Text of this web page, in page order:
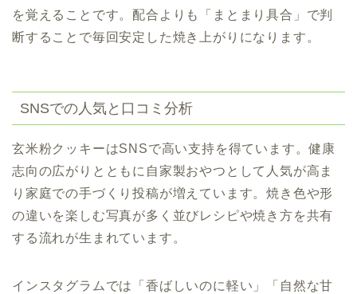
を覚えることです。配合よりも「まとまり具合」で判
断することで毎回安定した焼き上がりになります。
SNSでの人気と口コミ分析
玄米粉クッキーはSNSで高い支持を得ています。健康
志向の広がりとともに自家製おやつとして人気が高ま
り家庭での手づくり投稿が増えています。焼き色や形
の違いを楽しむ写真が多く並びレシピや焼き方を共有
する流れが生まれています。
インスタグラムでは「香ばしいのに軽い」「自然な甘